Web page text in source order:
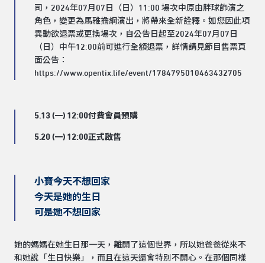
司，2024年07月07日（日）11:00 場次中原由胖球飾演之
角色，變更為馬雅擔綱演出，將帶來全新詮釋。如您因此項
異動欲退票或更換場次，自公告日起至2024年07月07日
（日）中午12:00前可進行全額退票，詳情請見節目售票頁
面公告：
https://www.opentix.life/event/1784795010463432705
5.13 (一) 12:00付費會員預購
5.20 (一) 12:00正式啟售
小寶今天不想回家
今天是她的生日
可是她不想回家
她的媽媽在她生日那一天，離開了這個世界，所以她爸爸從來不
和她說「生日快樂」，而且在這天還會特別不開心。在那個同樣